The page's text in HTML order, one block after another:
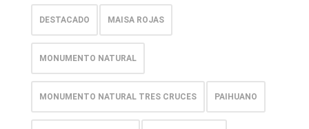
DESTACADO MAISA ROJAS
MONUMENTO NATURAL
MONUMENTO NATURAL TRES CRUCES PAIHUANO